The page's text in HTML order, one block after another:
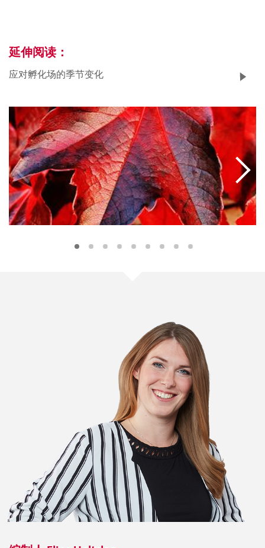
延伸阅读：
应对孵化场的季节变化